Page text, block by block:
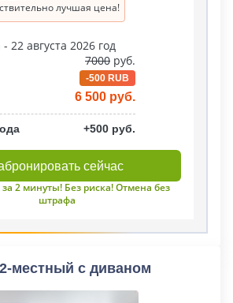
лучшая цена!
- 22 августа 2026 год
7000 руб.
-500 RUB
6 500 руб.
+500 руб.
сейчас
2 минуты! Без риска! Отмена без
штрафа
местный с диваном